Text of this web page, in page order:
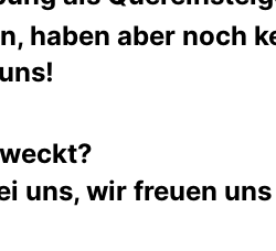
haben aber noch
uns, wir freuen